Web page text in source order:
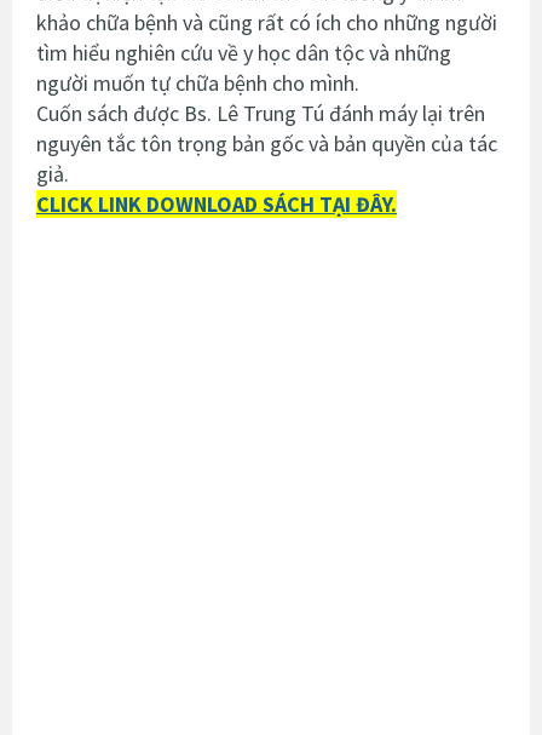
khảo chữa bệnh và cũng rất có ích cho những người
tìm hiểu nghiên cứu về y học dân tộc và những
người muốn tự chữa bệnh cho mình.
Cuốn sách được Bs. Lê Trung Tú đánh máy lại trên
nguyên tắc tôn trọng bản gốc và bản quyền của tác
giả.
CLICK LINK DOWNLOAD SÁCH TẠI ĐÂY.